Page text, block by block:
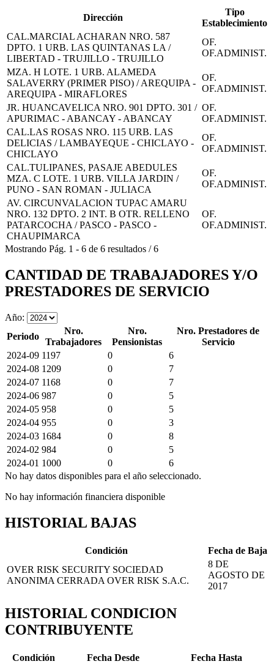
Dirección
Tipo
Establecimiento
CAL.MARCIAL ACHARAN NRO. 587
DPTO. 1 URB. LAS QUINTANAS LA /
LIBERTAD - TRUJILLO - TRUJILLO
OF.
OF.ADMINIST.
MZA. H LOTE. 1 URB. ALAMEDA
SALAVERRY (PRIMER PISO) / AREQUIPA -
AREQUIPA - MIRAFLORES
OF.
OF.ADMINIST.
JR. HUANCAVELICA NRO. 901 DPTO. 301 /
APURIMAC - ABANCAY - ABANCAY
OF.
OF.ADMINIST.
CAL.LAS ROSAS NRO. 115 URB. LAS
DELICIAS / LAMBAYEQUE - CHICLAYO -
CHICLAYO
OF.
OF.ADMINIST.
CAL.TULIPANES, PASAJE ABEDULES
MZA. C LOTE. 1 URB. VILLA JARDIN /
PUNO - SAN ROMAN - JULIACA
OF.
OF.ADMINIST.
AV. CIRCUNVALACION TUPAC AMARU
NRO. 132 DPTO. 2 INT. B OTR. RELLENO
PATARCOCHA / PASCO - PASCO -
CHAUPIMARCA
OF.
OF.ADMINIST.
Mostrando Pág. 1 - 6 de 6 resultados /6
CANTIDAD DE TRABAJADORES Y/O
PRESTADORES DE SERVICIO
Año:
Periodo
Nro.
Trabajadores
Nro.
Pensionistas
Nro. Prestadores de
Servicio
2024-09 1197 0
6
2024-08 1209 0
7
2024-07 1168 0
7
2024-06 987 0
5
2024-05 958 0
5
2024-04 955 0
3
2024-03 1684 0
8
2024-02 984 0
5
2024-01 1000 0
6
No hay datos disponibles para el año seleccionado.
No hay información financiera disponible
HISTORIAL BAJAS
Condición
Fecha de Baja
OVER RISK SECURITY SOCIEDAD
ANONIMA CERRADA OVER RISK S.A.C.
8 DE
AGOSTO DE
2017
HISTORIAL CONDICION
CONTRIBUYENTE
Condición Fecha Desde
Fecha Hasta